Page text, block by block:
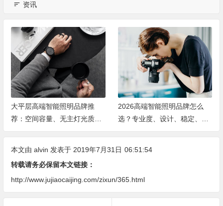
资讯
大平层高端智能照明品牌推
荐：空间容量、无主灯光质、
全屋定制、长期售后四个维度
2026高端智能照明品牌怎么
选？专业度、设计、稳定、服
务四大维度深度盘点
本文由 alvin 发表于 2019年7月31日 06:51:54
转载请务必保留本文链接：
http://www.jujiaocaijing.com/zixun/365.html